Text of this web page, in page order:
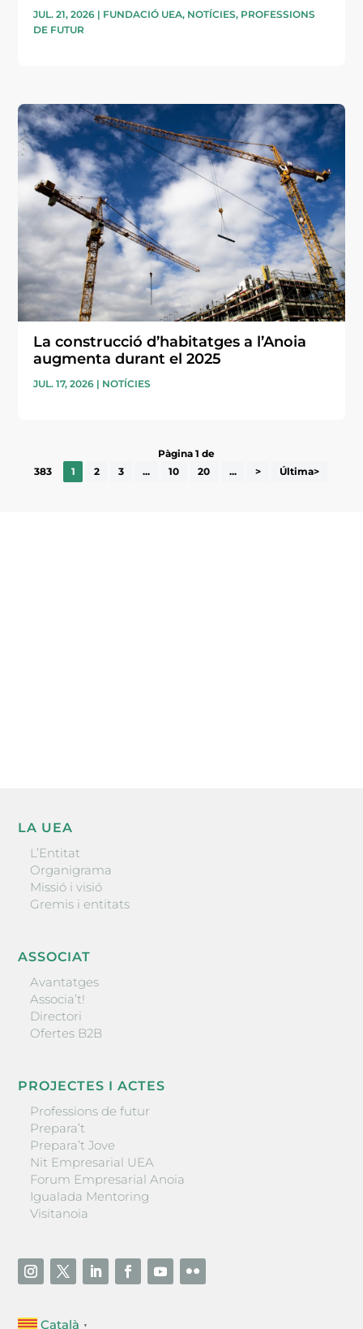
JUL. 21, 2026 | FUNDACIÓ UEA, NOTÍCIES, PROFESSIONS
DE FUTUR
La construcció d’habitatges a l’Anoia
augmenta durant el 2025
JUL. 17, 2026 | NOTÍCIES
Pàgina 1 de
383
1 2 3 ... 10 20 ... > Última>
LA UEA
L’Entitat
Organigrama
Missió i visió
Gremis i entitats
ASSOCIAT
Avantatges
Associa’t!
Directori
Ofertes B2B
PROJECTES I ACTES
Professions de futur
Prepara’t
Prepara’t Jove
Nit Empresarial UEA
Forum Empresarial Anoia
Igualada Mentoring
Visitanoia
Català ▼